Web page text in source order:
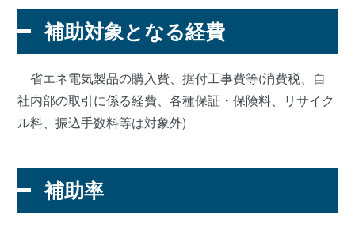
補助対象となる経費
省エネ電気製品の購入費、据付工事費等(消費税、自
社内部の取引に係る経費、各種保証・保険料、リサイク
ル料、振込手数料等は対象外)
補助率